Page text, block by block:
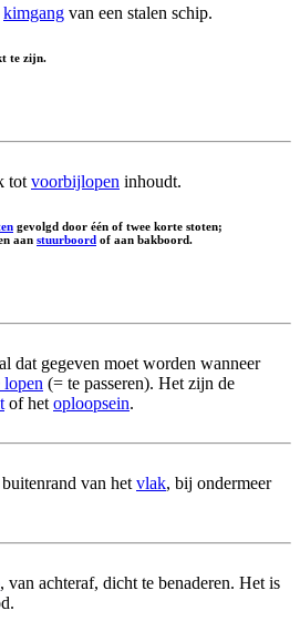
kimgang van een stalen schip.
te zijn.
tot voorbijlopen inhoudt.
gevolgd door één of twee korte stoten;
aan stuurboord of aan bakboord.
dat gegeven moet worden wanneer
(= te passeren). Het zijn de
of het oploopsein.
van het vlak, bij ondermeer
, van achteraf, dicht te benaderen. Het is